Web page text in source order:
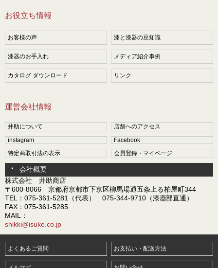
お役立ち情報
お客様の声 漆と漆器の豆知識
漆器のお手入れ メディア紹介事例
カタログ ダウンロード リンク
運営会社情報
井助について
店舗へのアクセス
instagram
Facebook
特定商取引法の表示
会員登録・マイページ
会社概要
株式会社 井助商店
〒600-8066 京都府京都市下京区柳馬場通五条上る柏屋町344
TEL：075-361-5281（代表） 075-344-9710（漆器部直通）
FAX：075-361-5285
MAIL：
shikki@isuke.co.jp
よくあるご質問 お支払い・配送方法